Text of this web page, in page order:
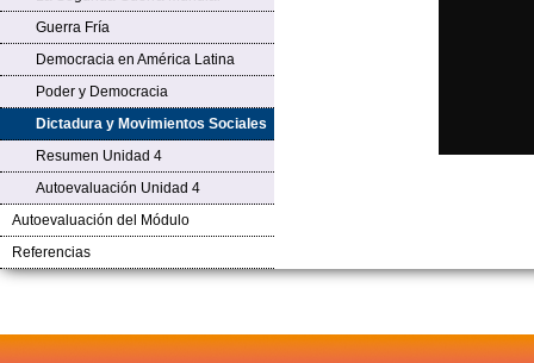
Guerra Fría
Democracia en América Latina
Poder y Democracia
Dictadura y Movimientos Sociales
Resumen Unidad 4
Autoevaluación Unidad 4
Autoevaluación del Módulo
Referencias